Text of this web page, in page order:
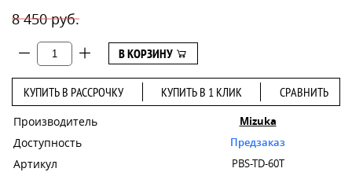
8 450 руб.
В КОРЗИНУ
КУПИТЬ В РАССРОЧКУ КУПИТЬ В 1 КЛИК СРАВНИТЬ
Производитель Mizuka
Доступность Предзаказ
Артикул PBS-TD-60T